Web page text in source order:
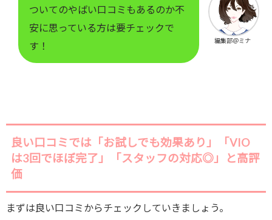
ついてのやばい口コミもあるのか不
安に思っている方は要チェックで
す！
編集部＠ミナ
良い口コミでは「お試しでも効果あり」「VIO
は3回でほぼ完了」「スタッフの対応◎」と高評
価
まずは良い口コミからチェックしていきましょう。